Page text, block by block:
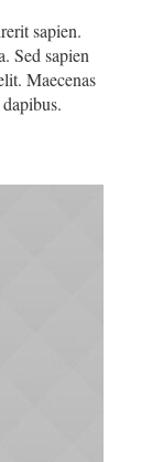
sapien.
Sed sapien
Maecenas